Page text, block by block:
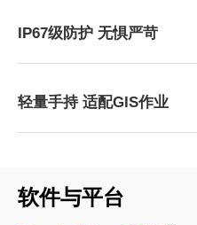
IP67级防护 无惧严苛
轻量手持 适配GIS作业
软件与平台